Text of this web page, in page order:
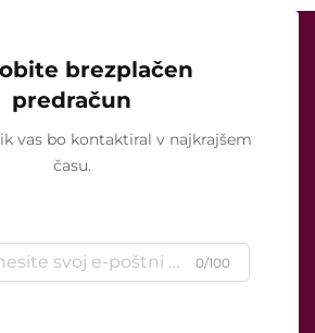
brezplačen
predračun
vas bo kontaktiral v najkrajšem
času.
0/100